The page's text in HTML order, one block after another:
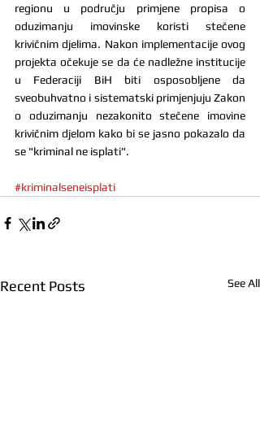
regionu u području primjene propisa o
oduzimanju imovinske koristi stečene
krivičnim djelima. Nakon implementacije ovog
projekta očekuje se da će nadležne institucije
u Federaciji BiH biti osposobljene da
sveobuhvatno i sistematski primjenjuju Zakon
o oduzimanju nezakonito stečene imovine
krivičnim djelom kako bi se jasno pokazalo da
se "kriminal ne isplati".
#kriminalseneisplati
Recent Posts See All